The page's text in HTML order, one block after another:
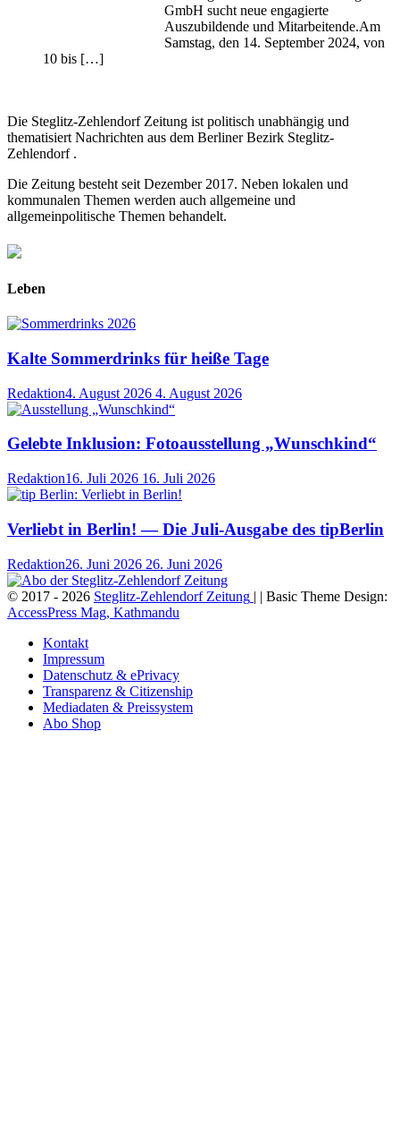
GmbH sucht neue engagierte
Auszubildende und Mitarbeitende.Am
Samstag, den 14. September 2024, von
10 bis […]
Die Steglitz-Zehlendorf Zeitung ist politisch unabhängig und
thematisiert Nachrichten aus dem Berliner Bezirk Steglitz-
Zehlendorf .
Die Zeitung besteht seit Dezember 2017. Neben lokalen und
kommunalen Themen werden auch allgemeine und
allgemeinpolitische Themen behandelt.
Leben
Kalte Sommerdrinks für heiße Tage
Redaktion4. August 2026 4. August 2026
Gelebte Inklusion: Fotoausstellung „Wunschkind“
Redaktion16. Juli 2026 16. Juli 2026
Verliebt in Berlin! — Die Juli-Ausgabe des tipBerlin
Redaktion26. Juni 2026 26. Juni 2026
© 2017 - 2026 Steglitz-Zehlendorf Zeitung | | Basic Theme Design:
AccessPress Mag, Kathmandu
Kontakt
Impressum
Datenschutz & ePrivacy
Transparenz & Citizenship
Mediadaten & Preissystem
Abo Shop